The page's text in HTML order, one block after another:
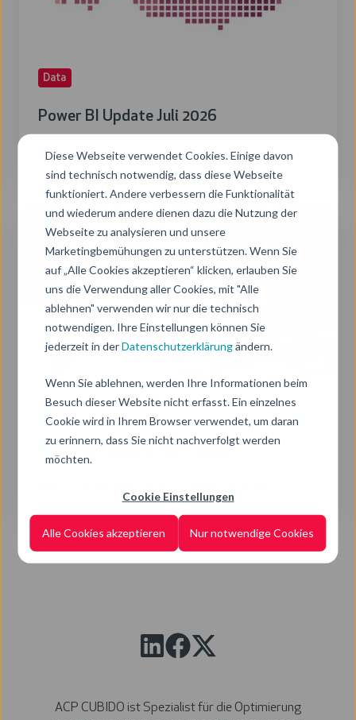
Diese Webseite verwendet Cookies. Einige davon
sind technisch notwendig, dass diese Webseite
funktioniert. Andere verbessern die Funktionalität
und wiederum andere dienen dazu die Nutzung der
Webseite zu analysieren und unsere
Marketingbemühungen zu unterstützen. Wenn Sie
auf „Alle Cookies akzeptieren“ klicken, erlauben Sie
uns die Verwendung aller Cookies, mit "Alle
ablehnen" verwenden wir nur die technisch
notwendigen. Ihre Einstellungen können Sie
jederzeit in derDatenschutzerklärungändern.
Wenn Sie ablehnen, werden Ihre Informationen beim
Besuch dieser Website nicht erfasst. Ein einzelnes
Cookie wird in Ihrem Browser verwendet, um daran
zu erinnern, dass Sie nicht nachverfolgt werden
möchten.
Cookie Einstellungen
Alle Cookies akzeptieren Nur notwendige Cookies
Data
Power BI Update Juli 2026
Donnerstag, 16. Juli 2026 2 Min. Lesezeit
Power
Update
2026
Power BI Update April 2026
Mittwoch, 08. April 2026 3 Min. Lesezeit
ACP CUBIDO ist Spezialist für die Optimierung